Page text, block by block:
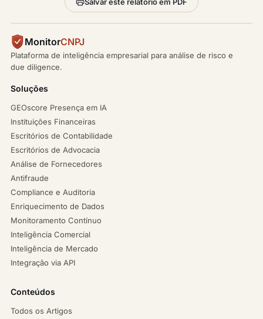
MonitorCNPJ
Plataforma de inteligência empresarial para análise de risco e
due diligence.
Soluções
GEOscore Presença em IA
Instituições Financeiras
Escritórios de Contabilidade
Escritórios de Advocacia
Análise de Fornecedores
Antifraude
Compliance e Auditoria
Enriquecimento de Dados
Monitoramento Contínuo
Inteligência Comercial
Inteligência de Mercado
Integração via API
Conteúdos
Todos os Artigos